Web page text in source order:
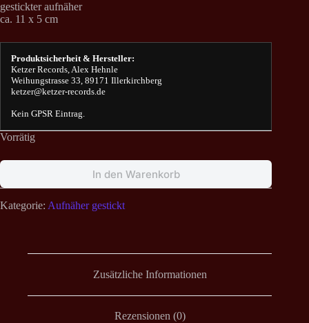
gestickter aufnäher
ca. 11 x 5 cm
Produktsicherheit & Hersteller:
Ketzer Records, Alex Hehnle
Weihungstrasse 33, 89171 Illerkirchberg
ketzer@ketzer-records.de
Kein GPSR Eintrag.
Vorrätig
In den Warenkorb
Kategorie: Aufnäher gestickt
Zusätzliche Informationen
Rezensionen (0)